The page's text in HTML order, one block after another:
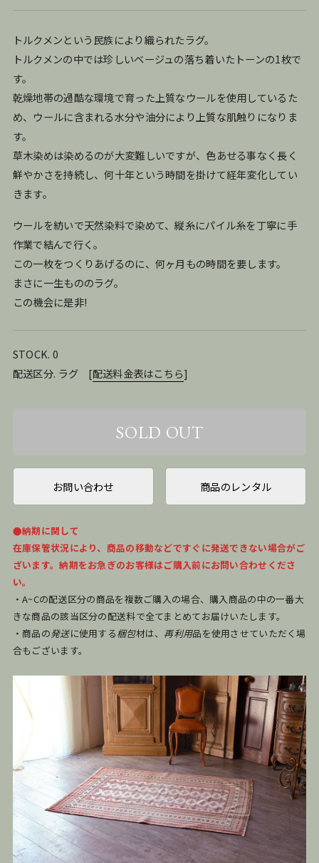
トルクメンという民族により織られたラグ。
トルクメンの中では珍しいベージュの落ち着いたトーンの1枚で
す。
乾燥地帯の過酷な環境で育った上質なウールを使用しているた
め、ウールに含まれる水分や油分により上質な肌触りになりま
す。
草木染めは染めるのが大変難しいですが、色あせる事なく長く
鮮やかさを持続し、何十年という時間を掛けて経年変化してい
きます。
ウールを紡いで天然染料で染めて、縦糸にパイル糸を丁寧に手
作業で結んで行く。
この一枚をつくりあげるのに、何ヶ月もの時間を要します。
まさに一生もののラグ。
この機会に是非!
STOCK. 0
配送区分. ラグ [配送料金表はこちら]
お問い合わせ 商品のレンタル
●納期に関して
在庫保管状況により、商品の移動などですぐに発送できない場合がご
ざいます。納期をお急ぎのお客様はご購入前にお問い合わせくださ
い。
・A~Cの配送区分の商品を複数ご購入の場合、購入商品の中の一番大
きな商品の該当区分の配送料で全てまとめてお届けいたします。
・商品の発送に使用する梱包材は、 再利用品を使用させていただく場
合もございます。